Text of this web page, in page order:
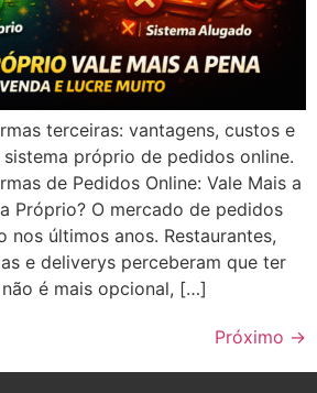
terceiras: vantagens, custos e
próprio de pedidos online.
de Pedidos Online: Vale Mais a
Próprio? O mercado de pedidos
nos últimos anos. Restaurantes,
e deliverys perceberam que ter
é mais opcional, […]
Próximo →